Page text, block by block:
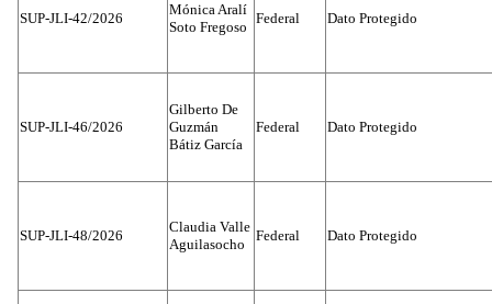
SUP-JLI-42/2026
Mónica Aralí
Soto Fregoso
Federal Dato Protegido
SUP-JLI-46/2026
Gilberto De
Guzmán
Bátiz García
Federal Dato Protegido
SUP-JLI-48/2026
Claudia Valle
Aguilasocho
Federal Dato Protegido